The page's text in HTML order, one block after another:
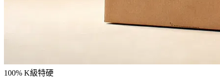
100% K級特硬